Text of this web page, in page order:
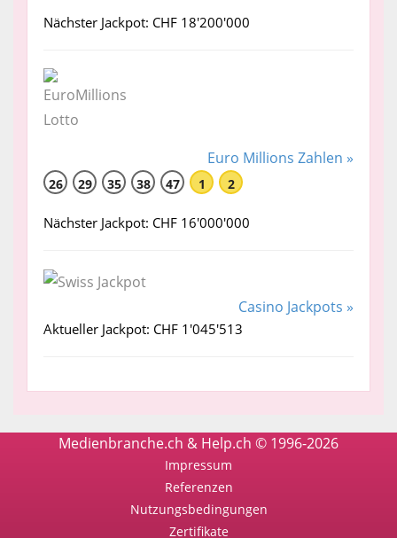
Nächster Jackpot: CHF 18'200'000
Euro Millions Zahlen »
26 29 35 38 47 1 2
Nächster Jackpot: CHF 16'000'000
Casino Jackpots »
Aktueller Jackpot: CHF 1'045'513
Medienbranche.ch & Help.ch © 1996-2026
Impressum
Referenzen
Nutzungsbedingungen
Zertifikate